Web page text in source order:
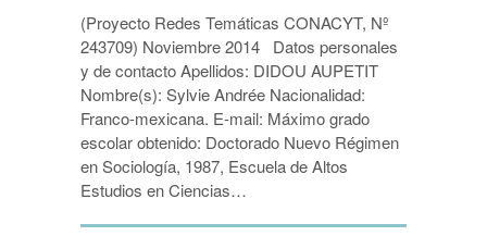
(Proyecto Redes Temáticas CONACYT, Nº
243709) Noviembre 2014 Datos personales
y de contacto Apellidos: DIDOU AUPETIT
Nombre(s): Sylvie Andrée Nacionalidad:
Franco-mexicana. E-mail: Máximo grado
escolar obtenido: Doctorado Nuevo Régimen
en Sociología, 1987, Escuela de Altos
Estudios en Ciencias…